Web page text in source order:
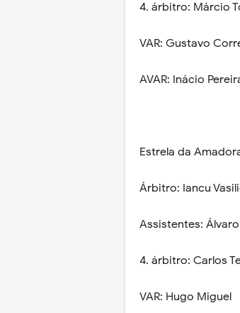
4. árbitro: Márcio
VAR: Gustavo
AVAR: Inácio
Estrela da
Árbitro: Iancu
Assistentes:
4. árbitro: Carlos
VAR: Hugo Miguel